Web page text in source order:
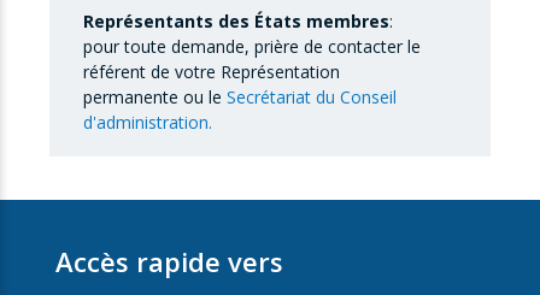
Représentants des États membres:
pour toute demande, prière de contacter le
référent de votre Représentation
permanente ou le Secrétariat du Conseil
d'administration.
Accès rapide vers